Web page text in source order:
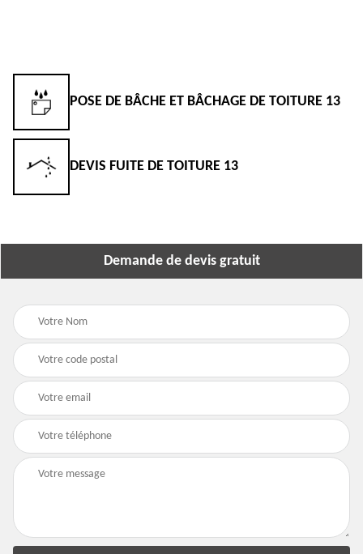
POSE DE BÂCHE ET BÂCHAGE DE TOITURE 13
DEVIS FUITE DE TOITURE 13
Demande de devis gratuit